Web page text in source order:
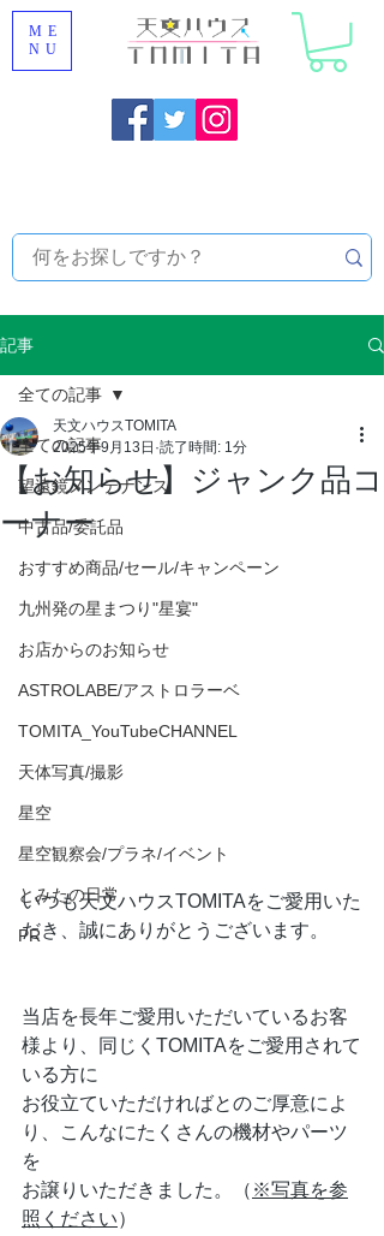
ME
NU
記事
全ての記事
望遠鏡メンテナンス
中古品/委託品
おすすめ商品/セール/キャンペーン
九州発の星まつり"星宴"
お店からのお知らせ
ASTROLABE/アストロラーベ
TOMITA_YouTubeCHANNEL
天体写真/撮影
星空
星空観察会/プラネ/イベント
とみたの日常
PR
全ての記事
【お知らせ】ジャンク品コ
ーナー
天文ハウスTOMITA
2025年9月13日 読了時間: 1分
いつも天文ハウスTOMITAをご愛用いた
だき、誠にありがとうございます。
当店を長年ご愛用いただいているお客
様より、同じくTOMITAをご愛用されて
いる方に
お役立ていただければとのご厚意によ
り、こんなにたくさんの機材やパーツ
を
お譲りいただきました。（ ※写真を参
照ください）